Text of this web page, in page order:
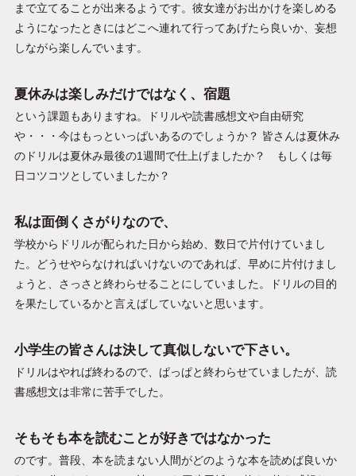
まで立てることが出来るようです。彼女達がお出かけを楽しめる
ようになったときにはどこへ連れて行ってあげたら良いか、妄想
しながら楽しんでいます。
夏休みは楽しみだけではなく、宿題
という課題もありますね。ドリルや読書感想文や自由研究
や・・・今はもっといっぱいあるのでしょうか？ 皆さんは夏休み
のドリルは夏休み最後の1週間で仕上げましたか？ もしくは毎
日コツコツとしていましたか？
私は面倒くさがりなので、
学校からドリルが配られた日から始め、数日で片付けていまし
た。どうせやらなければいけないのであれば、早めに片付けまし
ょうと、さっさと終わらせることにしていました。ドリルの目的
を果たしているかと言えばしていないと思います。
小学生の皆さんは決して真似しないで下さい。
ドリルはやれば終わるので、ぱっぱと終わらせていましたが、読
書感想文は非常に苦手でした。
そもそも本を読むことが好きではなかった
のです。普段、本を読まない人間がどのような本を読めば良いか